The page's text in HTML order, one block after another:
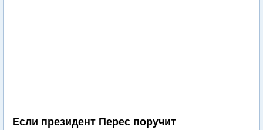
Если президент Перес поручит